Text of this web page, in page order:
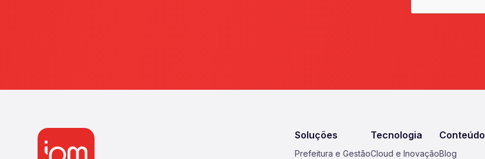
Soluções
Prefeitura e Gestão
Tecnologia
Cloud e Inovação
Conteúdo
Blog